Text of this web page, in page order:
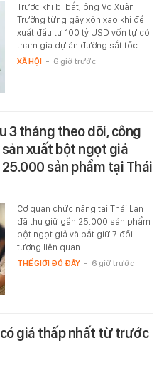
Trước khi bị bắt, ông Võ Xuân
Trường từng gây xôn xao khi đề
xuất đầu tư 100 tỷ USD vốn tự có
tham gia dự án đường sắt tốc…
XÃ HỘI - 6 giờ trước
3 tháng theo dõi, công
xuất bột ngọt giả
sản phẩm tại Thái
Cơ quan chức năng tại Thái Lan
đã thu giữ gần 25.000 sản phẩm
bột ngọt giả và bắt giữ 7 đối
tượng liên quan.
THẾ GIỚI ĐÓ ĐÂY - 6 giờ trước
có giá thấp nhất từ trước